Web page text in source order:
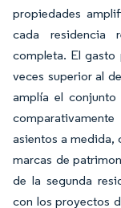
propiedades
cada residencia
completa. El gasto
veces superior al
amplía el conjunto
asientos a medida,
marcas de
de la segunda
con los proyectos